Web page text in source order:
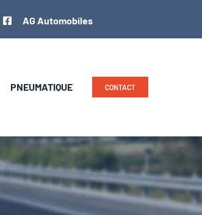
AG Automobiles
PNEUMATIQUE CONTACT